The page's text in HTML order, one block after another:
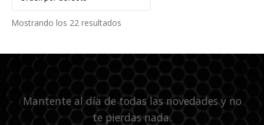
Mostrando los 22 resultados
Mantente al día de todas las novedades y no
te pierdas nada.